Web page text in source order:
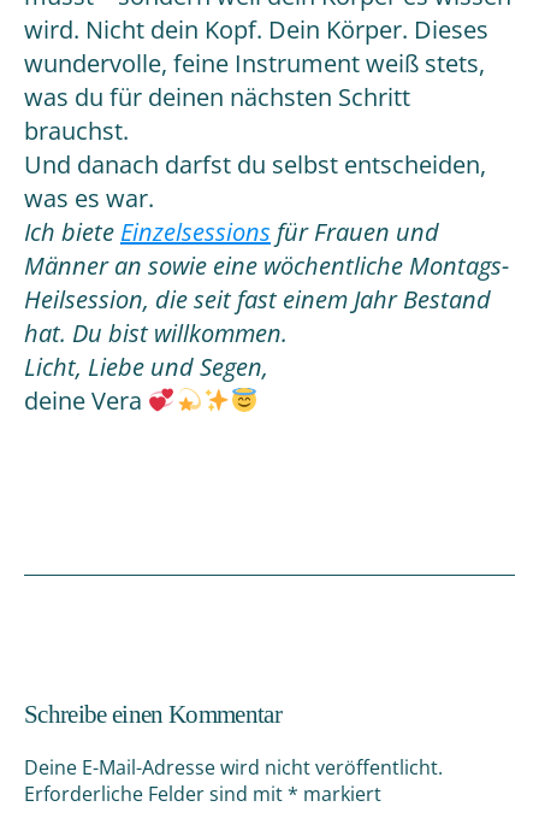
wird. Nicht dein Kopf. Dein Körper. Dieses
wundervolle, feine Instrument weiß stets,
was du für deinen nächsten Schritt
brauchst.
Und danach darfst du selbst entscheiden,
was es war.
Ich biete Einzelsessions für Frauen und
Männer an sowie eine wöchentliche Montags-
Heilsession, die seit fast einem Jahr Bestand
hat. Du bist willkommen.
Licht, Liebe und Segen,
deine Vera
Schreibe einen Kommentar
Deine E-Mail-Adresse wird nicht veröffentlicht.
Erforderliche Felder sind mit* markiert